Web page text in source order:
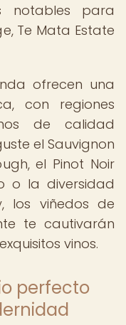
notables para
Te Mata Estate
ofrecen una
con regiones
de calidad
el Sauvignon
el Pinot Noir
o la diversidad
los viñedos de
te cautivarán
vinos.
perfecto